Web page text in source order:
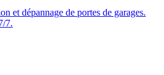
et dépannage de portes de garages.
7.